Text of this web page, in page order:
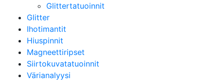
Glittertatuoinnit
Glitter
Ihotimantit
Hiuspinnit
Magneettiripset
Siirtokuvatatuoinnit
Värianalyysi